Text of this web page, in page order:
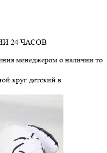
24 ЧАСОВ
о наличии товара.
круг детский в